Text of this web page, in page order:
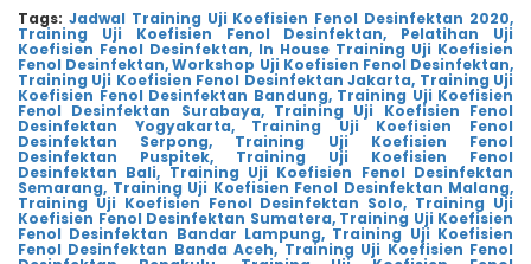
Tags: Jadwal Training Uji Koefisien Fenol Desinfektan 2020,
Training Uji Koefisien Fenol Desinfektan, Pelatihan Uji
Koefisien Fenol Desinfektan, In House Training Uji Koefisien
Fenol Desinfektan,Workshop Uji Koefisien Fenol Desinfektan,
Training Uji Koefisien Fenol Desinfektan Jakarta, Training Uji
Koefisien Fenol Desinfektan Bandung, Training Uji Koefisien
Fenol Desinfektan Surabaya, Training Uji Koefisien Fenol
Desinfektan Yogyakarta, Training Uji Koefisien Fenol
Desinfektan Serpong, Training Uji Koefisien Fenol
Desinfektan Puspitek, Training Uji Koefisien Fenol
Desinfektan Bali, Training Uji Koefisien Fenol Desinfektan
Semarang, Training Uji Koefisien Fenol Desinfektan Malang,
Training Uji Koefisien Fenol Desinfektan Solo, Training Uji
Koefisien Fenol Desinfektan Sumatera, Training Uji Koefisien
Fenol Desinfektan Bandar Lampung, Training Uji Koefisien
Fenol Desinfektan Banda Aceh, Training Uji Koefisien Fenol